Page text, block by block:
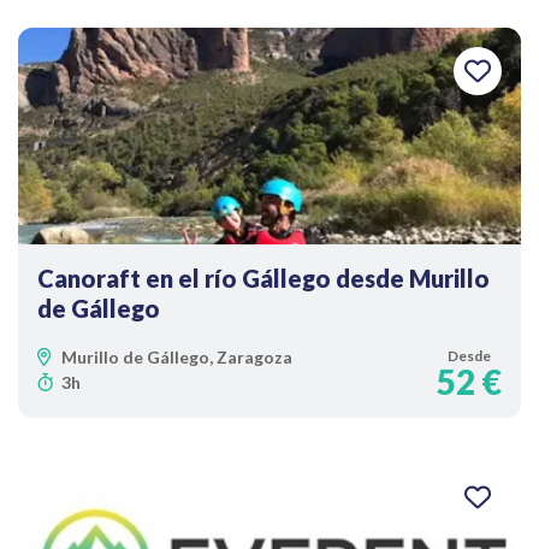
Canoraft en el río Gállego desde Murillo
de Gállego
Murillo de Gállego, Zaragoza
3h
Desde
52 €